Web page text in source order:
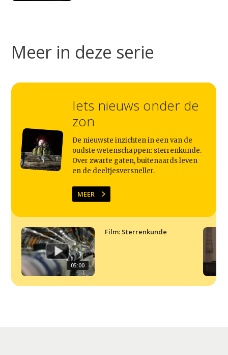
Home
Podcast
Artikelen
Contact
Meer in deze serie
Iets nieuws onder de
zon
De nieuwste inzichten in een van de
oudste wetenschappen: sterrenkunde.
Over zwarte gaten, buitenaards leven
en de deeltjesversneller.
MEER
05:00
Film: Sterrenkunde